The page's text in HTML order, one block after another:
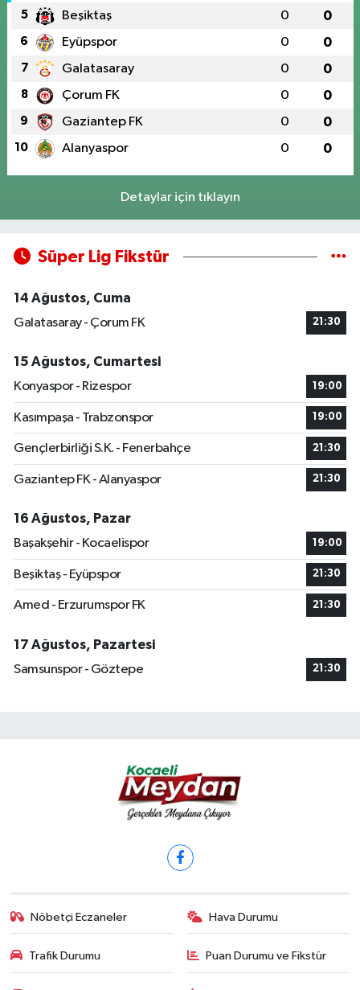
5 Beşiktaş 0 0
6 Eyüpspor 0 0
7 Galatasaray 0 0
8 Çorum FK 0 0
9 Gaziantep FK 0 0
10 Alanyaspor 0 0
Detaylar için tıklayın
Süper Lig Fikstür
14 Ağustos, Cuma
Galatasaray - Çorum FK
21:30
15 Ağustos, Cumartesi
Konyaspor - Rizespor
19:00
Kasımpaşa - Trabzonspor 19:00
Gençlerbirliği S.K. - Fenerbahçe 21:30
Gaziantep FK - Alanyaspor 21:30
16 Ağustos, Pazar
Başakşehir - Kocaelispor
19:00
Beşiktaş - Eyüpspor 21:30
Amed - Erzurumspor FK 21:30
17 Ağustos, Pazartesi
Samsunspor - Göztepe
21:30
Nöbetçi Eczaneler Hava Durumu
Trafik Durumu Puan Durumu ve Fikstür